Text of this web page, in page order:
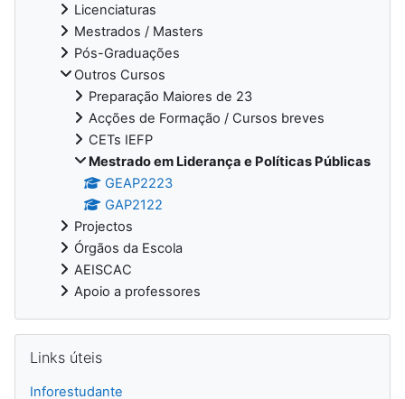
Licenciaturas
Mestrados / Masters
Pós-Graduações
Outros Cursos
Preparação Maiores de 23
Acções de Formação / Cursos breves
CETs IEFP
Mestrado em Liderança e Políticas Públicas
GEAP2223
GAP2122
Projectos
Órgãos da Escola
AEISCAC
Apoio a professores
Links úteis
Inforestudante